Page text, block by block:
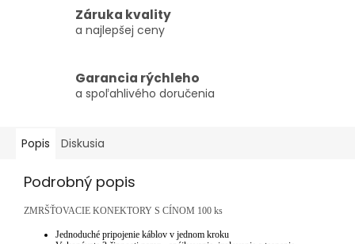
Záruka kvality
a najlepšej ceny
Garancia rýchleho
a spoľahlivého doručenia
Popis Diskusia
Podrobný popis
ZMRŠŤOVACIE KONEKTORY S CÍNOM 100 ks
Jednoduché pripojenie káblov v jednom kroku